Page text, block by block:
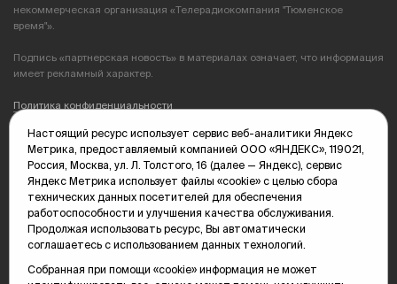
некоммерческая организация «Телерадиокомпания "Тюменское
время"».
Подпись «партнерская новость» в материалах означает, что информация
имеет рекламный характер.
Политика конфиденциальности
Редакция: 625035, Тюмень, пр. Геологоразведчиков, 28А
(3452) 68-89-05
edit@vsluh.ru
Главный редактор: Панкина Т.Ю.
kika@vsluh.ru
По вопросам рекламы:
(3452) 68-89-78
Настоящий ресурс использует сервис веб-аналитики Яндекс
Метрика, предоставляемый компанией ООО «ЯНДЕКС», 119021,
Россия, Москва, ул. Л. Толстого, 16 (далее — Яндекс), сервис
Яндекс Метрика использует файлы «cookie» с целью сбора
технических данных посетителей для обеспечения
работоспособности и улучшения качества обслуживания.
Продолжая использовать ресурс, Вы автоматически
соглашаетесь с использованием данных технологий.
Собранная при помощи «cookie» информация не может